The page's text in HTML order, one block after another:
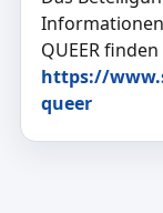
QUEER
https://
queer